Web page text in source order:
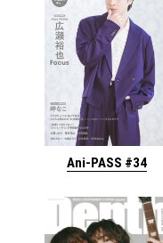
Ani-PASS #34